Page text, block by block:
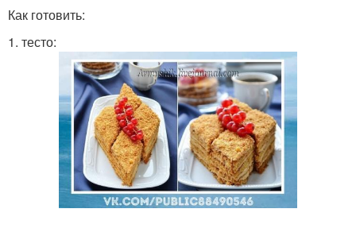
Как готовить:
1. тесто: